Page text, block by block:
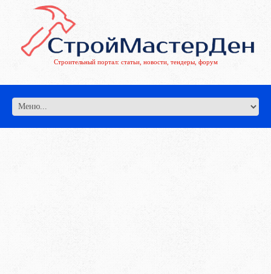
Строительный портал: статьи, новости, тендеры, форум